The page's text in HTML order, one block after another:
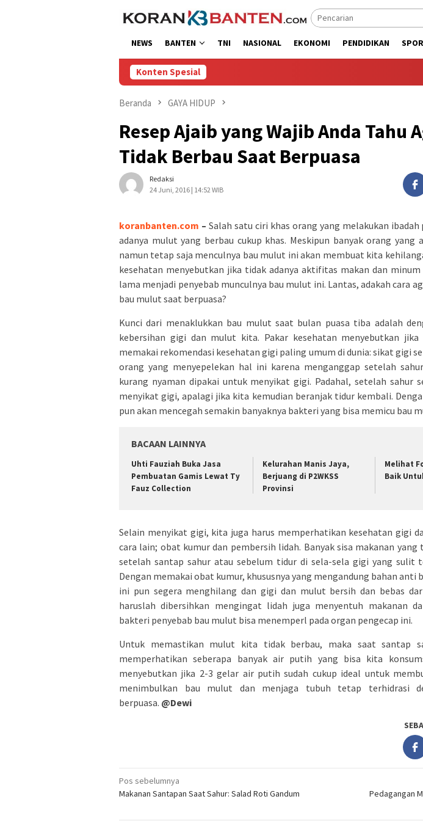
NEWS BANTEN TNI NASIONAL EKONOMI PENDIDIKAN
Konten Spesial
Beranda GAYA HIDUP
Resep Ajaib yang Wajib Anda Tahu
Tidak Berbau Saat Berpuasa
Redaksi
24 Juni, 2016 | 14:52 WIB
koranbanten.com – Salah satu ciri khas orang yang melakukan ibadah
adanya mulut yang berbau cukup khas. Meskipun banyak orang yang
namun tetap saja menculnya bau mulut ini akan membuat kita
kesehatan menyebutkan jika tidak adanya aktifitas makan dan
lama menjadi penyebab munculnya bau mulut ini. Lantas, adakah cara
bau mulut saat berpuasa?
Kunci dari menaklukkan bau mulut saat bulan puasa tiba adalah
kebersihan gigi dan mulut kita. Pakar kesehatan menyebutkan
memakai rekomendasi kesehatan gigi paling umum di dunia: sikat gigi
orang yang menyepelekan hal ini karena menganggap setelah
kurang nyaman dipakai untuk menyikat gigi. Padahal, setelah sahur
menyikat gigi, apalagi jika kita kemudian beranjak tidur kembali.
pun akan mencegah semakin banyaknya bakteri yang bisa memicu bau
BACAAN LAINNYA
Uhti Fauziah Buka Jasa
Pembuatan Gamis Lewat Ty
Fauz Collection
Kelurahan Manis Jaya,
Berjuang di P2WKSS
Provinsi
Melihat
Baik
Selain menyikat gigi, kita juga harus memperhatikan kesehatan gigi
cara lain; obat kumur dan pembersih lidah. Banyak sisa makanan
setelah santap sahur atau sebelum tidur di sela-sela gigi yang sulit
Dengan memakai obat kumur, khususnya yang mengandung bahan anti
ini pun segera menghilang dan gigi dan mulut bersih dan bebas
haruslah dibersihkan mengingat lidah juga menyentuh makanan
bakteri penyebab bau mulut bisa menemperl pada organ pengecap ini.
Untuk memastikan mulut kita tidak berbau, maka saat santap
memperhatikan seberapa banyak air putih yang bisa kita
menyebutkan jika 2-3 gelar air putih sudah cukup ideal untuk
menimbulkan bau mulut dan menjaga tubuh tetap terhidrasi
berpuasa. @Dewi
Navigasi
pos
Pos sebelumnya
Makanan Santapan Saat Sahur: Salad Roti Gandum
Pedagangan